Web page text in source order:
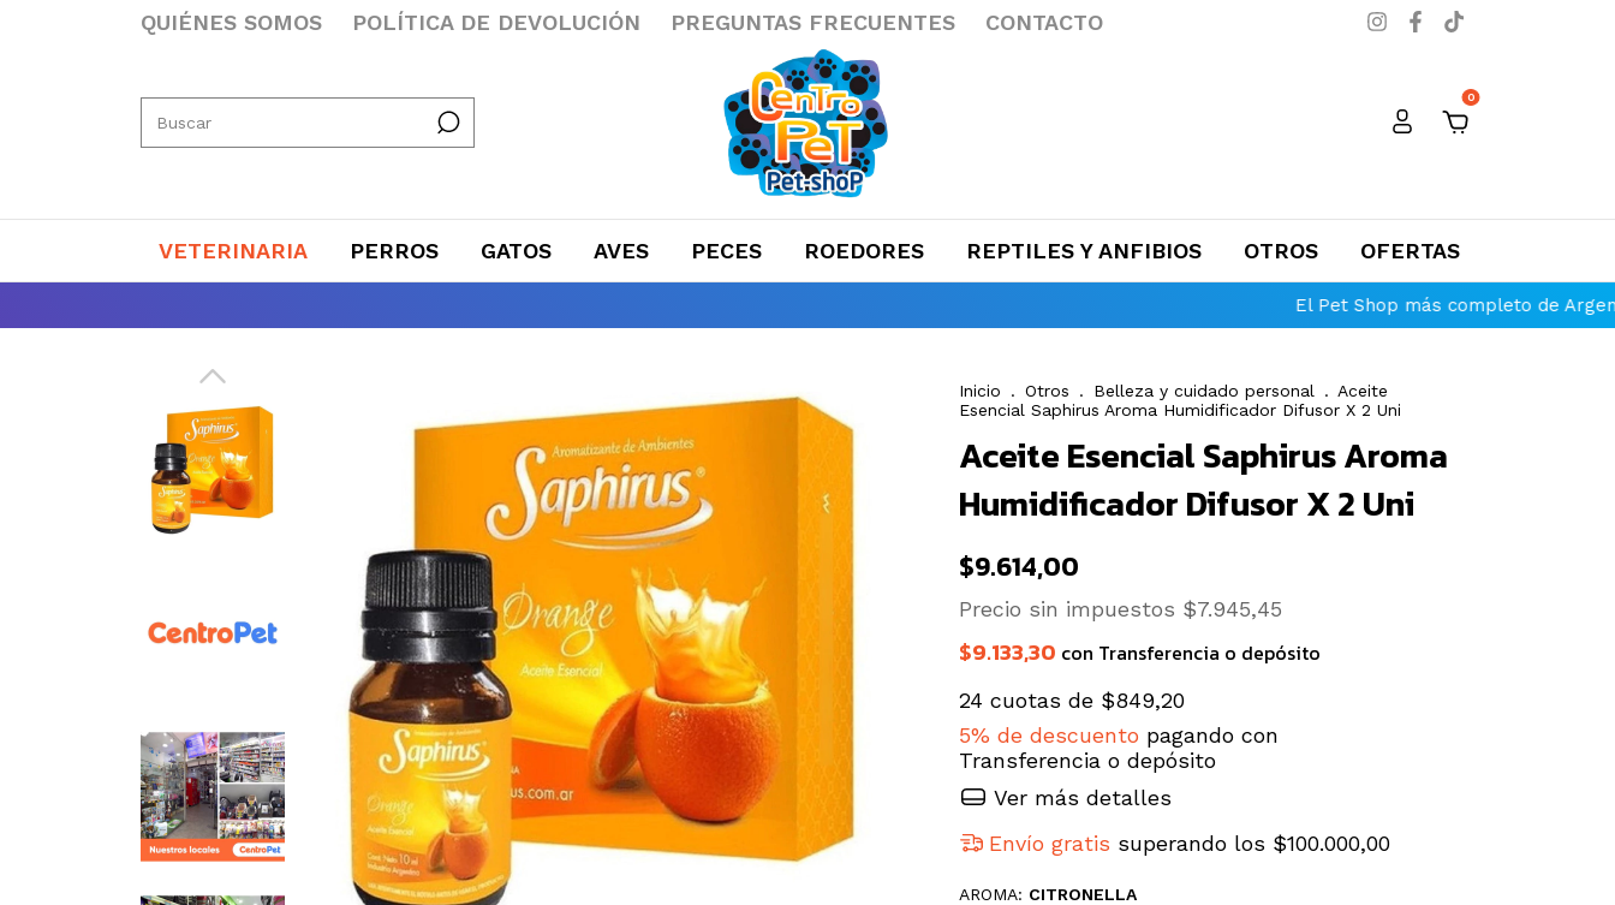
QUIÉNES SOMOS POLÍTICA DE DEVOLUCIÓN PREGUNTAS FRECUENTES CONTACTO
0
VETERINARIA PERROS GATOS AVES PECES ROEDORES REPTILES Y ANFIBIOS OTROS OFERTAS
El Pet Shop más completo de Argentina
Inicio . Otros . Belleza y cuidado personal . Aceite
Esencial Saphirus Aroma Humidificador Difusor X 2 Uni
Aceite Esencial Saphirus Aroma
Humidificador Difusor X 2 Uni
$9.614,00
Precio sin impuestos $7.945,45
$9.133,30 con Transferencia o depósito
24 cuotas de $849,20
5% de descuento pagando con
Transferencia o depósito
Ver más detalles
Envío gratis superando los $100.000,00
AROMA: CITRONELLA